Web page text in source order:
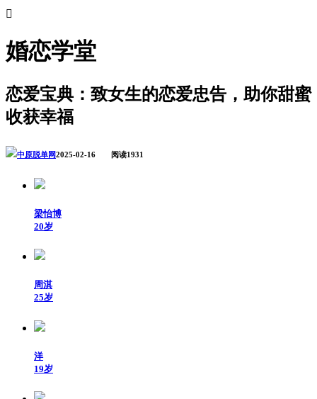

婚恋学堂
恋爱宝典：致女生的恋爱忠告，助你甜蜜
收获幸福
中原脱单网2025-02-16 阅读1931
梁怡博
20岁
周淇
25岁
洋
19岁